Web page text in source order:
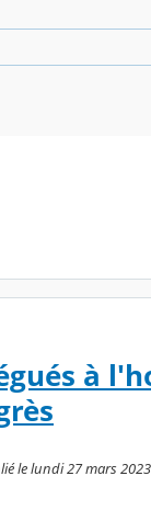
à
le lundi 27 mars